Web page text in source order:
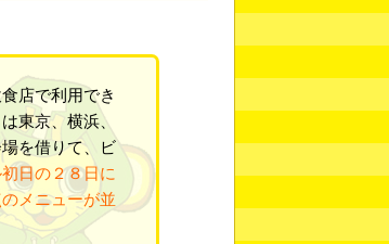
店で利用でき
東京、横浜、
を借りて、ビ
日の２８日に
メニューが並